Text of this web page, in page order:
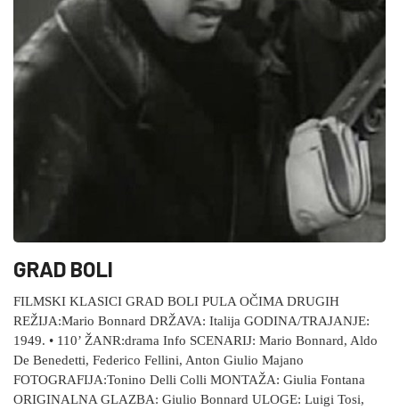
GRAD BOLI
FILMSKI KLASICI GRAD BOLI PULA OČIMA DRUGIH
REŽIJA:Mario Bonnard DRŽAVA: Italija GODINA/TRAJANJE:
1949. • 110’ ŽANR:drama Info SCENARIJ: Mario Bonnard, Aldo
De Benedetti, Federico Fellini, Anton Giulio Majano
FOTOGRAFIJA:Tonino Delli Colli MONTAŽA: Giulia Fontana
ORIGINALNA GLAZBA: Giulio Bonnard ULOGE: Luigi Tosi,